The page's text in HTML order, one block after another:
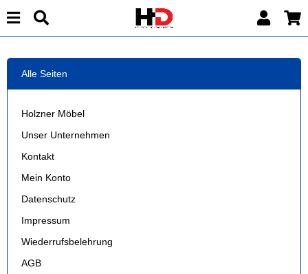
Alle Seiten
Holzner Möbel
Unser Unternehmen
Kontakt
Mein Konto
Datenschutz
Impressum
Wiederrufsbelehrung
AGB